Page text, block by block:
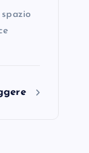
spazio